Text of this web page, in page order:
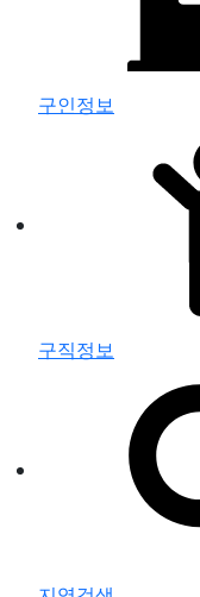
구인정보
구직정보